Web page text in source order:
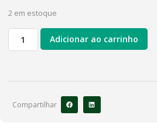
2 em estoque
Adicionar ao carrinho
Compartilhar